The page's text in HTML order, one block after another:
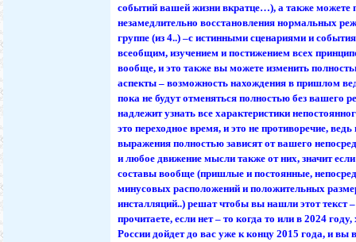
событий вашей жизни вкратце…), а также можете
незамедлительно восстановления нормальных
группе (из 4..) –с истинными сценариями и
всеобщим, изучением и постижением всех
вообще, и это также вы можете изменить
аспекты – возможность нахождения в пришлом
пока не будут отменяться полностью без вашего
надлежит узнать все характеристики
это переходное время, и это не противоречие,
выражения полностью зависят от вашего
и любое движение мысли также от них, значит
составы вообще (пришлые и постоянные,
минусовых расположений и положительных
инсталляций..) решат чтобы вы нашли этот текст
прочитаете, если нет – то когда то или в 2024
России дойдет до вас уже к концу 2015 года, и вы